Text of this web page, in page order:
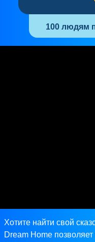
100 людям
Хотите найти свой
Dream Home